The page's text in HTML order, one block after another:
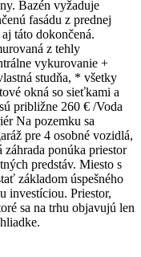
Bazén vyžaduje
fasádu z prednej
táto dokončená.
z tehly
vykurovanie +
studňa, * všetky
okná so sieťkami a
približne 260 € /Voda
Na pozemku sa
pre 4 osobné vozidlá,
ponúka priestor
predstáv. Miesto s
základom úspešného
investíciou. Priestor,
sa na trhu objavujú len